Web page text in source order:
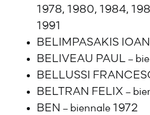
1978, 1980, 1984,
1991
BELIMPASAKIS
BELIVEAU PAUL –
BELLUSSI
BELTRAN FELIX –
BEN – biennale 1972